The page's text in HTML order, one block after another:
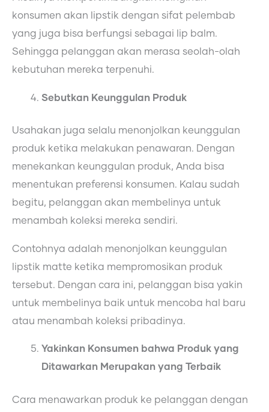
konsumen akan lipstik dengan sifat pelembab
yang juga bisa berfungsi sebagai lip balm.
Sehingga pelanggan akan merasa seolah-olah
kebutuhan mereka terpenuhi.
Sebutkan Keunggulan Produk
Usahakan juga selalu menonjolkan keunggulan
produk ketika melakukan penawaran. Dengan
menekankan keunggulan produk, Anda bisa
menentukan preferensi konsumen. Kalau sudah
begitu, pelanggan akan membelinya untuk
menambah koleksi mereka sendiri.
Contohnya adalah menonjolkan keunggulan
lipstik matte ketika mempromosikan produk
tersebut. Dengan cara ini, pelanggan bisa yakin
untuk membelinya baik untuk mencoba hal baru
atau menambah koleksi pribadinya.
Yakinkan Konsumen bahwa Produk yang
Ditawarkan Merupakan yang Terbaik
Cara menawarkan produk ke pelanggan dengan